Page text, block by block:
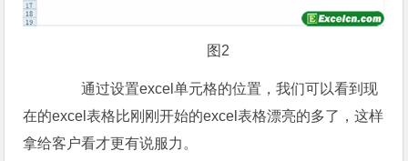
图2
通过设置excel单元格的位置，我们可以看到现
在的excel表格比刚刚开始的excel表格漂亮的多了，这样
拿给客户看才更有说服力。